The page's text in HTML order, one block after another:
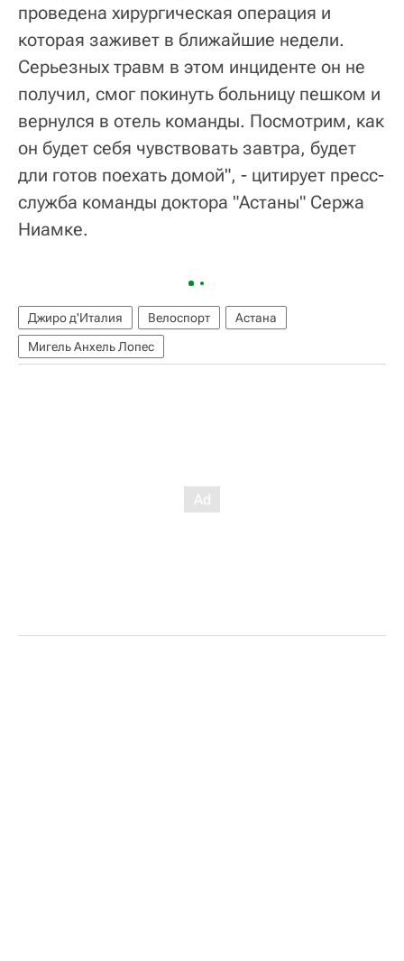
проведена хирургическая операция и
которая заживет в ближайшие недели.
Серьезных травм в этом инциденте он не
получил, смог покинуть больницу пешком и
вернулся в отель команды. Посмотрим, как
он будет себя чувствовать завтра, будет
дли готов поехать домой", - цитирует пресс-
служба команды доктора "Астаны" Сержа
Ниамке.
Джиро д'Италия Велоспорт
Астана
Мигель Анхель Лопес